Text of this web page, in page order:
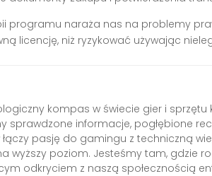
programu naraża nas na problemy
licencję, niż ryzykować używając
kompas w świecie gier i
sprawdzone informacje, pogłębione
pasję do gamingu z techniczną
wyższy poziom. Jesteśmy tam, gdzie
odkryciem z naszą społecznością